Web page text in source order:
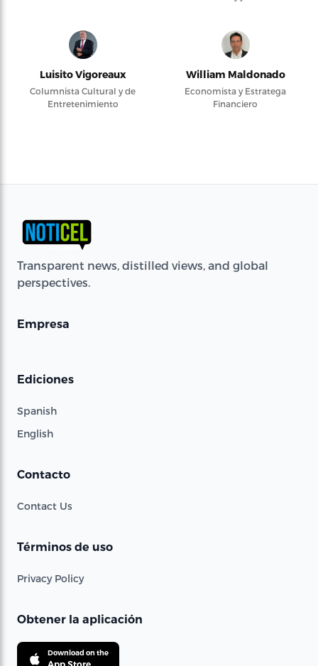
Luisito Vigoreaux
Columnista Cultural y de
Entretenimiento
William Maldonado
Economista y Estratega
Financiero
Transparent news, distilled views, and global
perspectives.
Empresa
Ediciones
Spanish
English
Contacto
Contact Us
Términos de uso
Privacy Policy
Obtener la aplicación
Download on the